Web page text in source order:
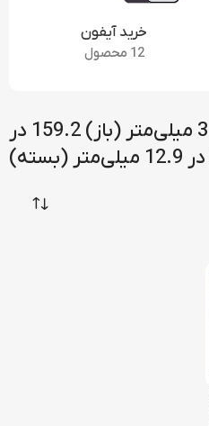
خرید آیفون
12 محصول
159.2 در 214.1 در 3.9 میلی‌متر (باز) 159.2 در